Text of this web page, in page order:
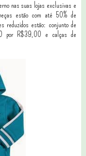
nas suas lojas exclusivas e
estão com até 50% de
reduzidos estão: conjunto de
por R$39,00 e calças de